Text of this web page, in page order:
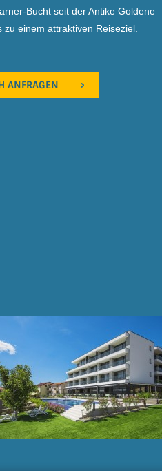
Bucht seit der Antike Goldene
einem attraktiven Reiseziel.
ANFRAGEN